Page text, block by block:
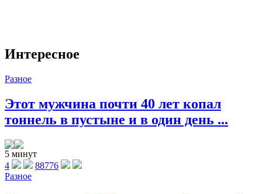
Интересное
Разное
Этот мужчина почти 40 лет копал
тоннель в пустыне и в один день ...
5 минут
4
88776
Разное